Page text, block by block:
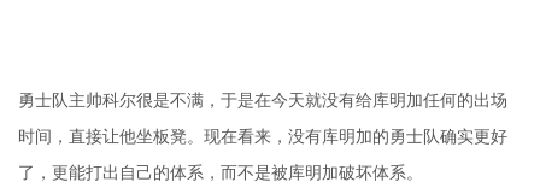
勇士队主帅科尔很是不满，于是在今天就没有给库明加任何的出场
时间，直接让他坐板凳。现在看来，没有库明加的勇士队确实更好
了，更能打出自己的体系，而不是被库明加破坏体系。